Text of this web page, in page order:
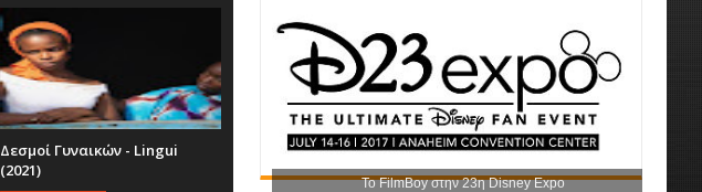
Το FilmBoy στην 23η Disney Expo
Δεσμοί Γυναικών - Lingui
(2021)